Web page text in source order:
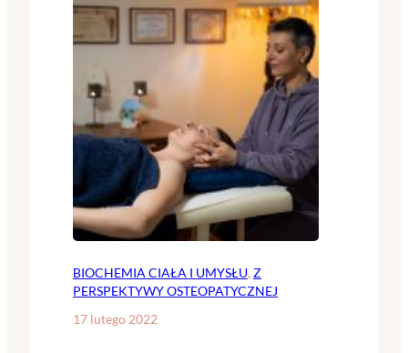
BIOCHEMIA CIAŁA I UMYSŁU, Z
PERSPEKTYWY OSTEOPATYCZNEJ
17 lutego 2022